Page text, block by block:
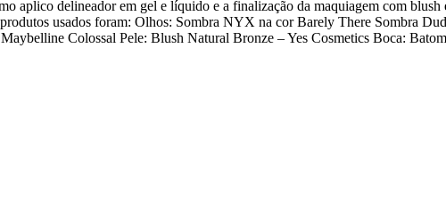
aplico delineador em gel e líquido e a finalização da maquiagem com
usados foram: Olhos: Sombra NYX na cor Barely There Sombra
Colossal Pele: Blush Natural Bronze – Yes Cosmetics Boca: